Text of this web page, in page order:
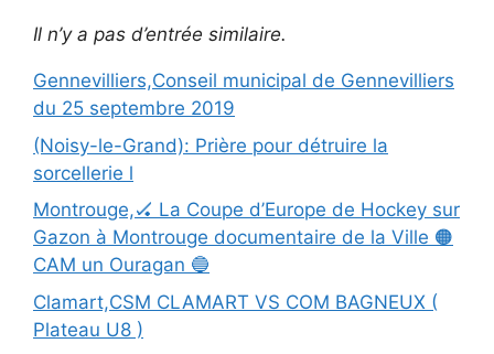
Il n’y a pas d’entrée similaire.
Gennevilliers,Conseil municipal de Gennevilliers
du 25 septembre 2019
(Noisy-le-Grand): Prière pour détruire la
sorcellerie l
Montrouge,🏑 La Coupe d’Europe de Hockey sur
Gazon à Montrouge documentaire de la Ville 🟠
CAM un Ouragan 🔵
Clamart,CSM CLAMART VS COM BAGNEUX (
Plateau U8 )